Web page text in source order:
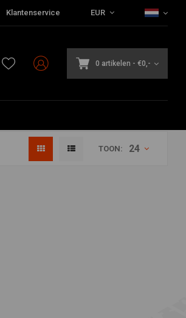
Klantenservice EUR
0 artikelen - €0,-
TOON: 24